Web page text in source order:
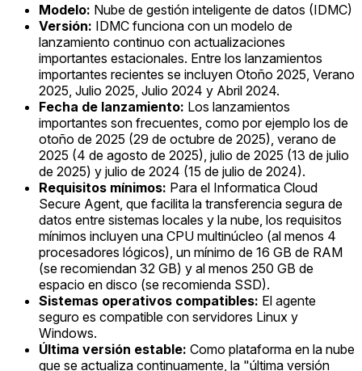
Modelo: Nube de gestión inteligente de datos (IDMC)
Versión: IDMC funciona con un modelo de
lanzamiento continuo con actualizaciones
importantes estacionales. Entre los lanzamientos
importantes recientes se incluyen Otoño 2025, Verano
2025, Julio 2025, Julio 2024 y Abril 2024.
Fecha de lanzamiento: Los lanzamientos
importantes son frecuentes, como por ejemplo los de
otoño de 2025 (29 de octubre de 2025), verano de
2025 (4 de agosto de 2025), julio de 2025 (13 de julio
de 2025) y julio de 2024 (15 de julio de 2024).
Requisitos mínimos: Para el Informatica Cloud
Secure Agent, que facilita la transferencia segura de
datos entre sistemas locales y la nube, los requisitos
mínimos incluyen una CPU multinúcleo (al menos 4
procesadores lógicos), un mínimo de 16 GB de RAM
(se recomiendan 32 GB) y al menos 250 GB de
espacio en disco (se recomienda SSD).
Sistemas operativos compatibles: El agente
seguro es compatible con servidores Linux y
Windows.
Última versión estable: Como plataforma en la nube
que se actualiza continuamente, la "última versión